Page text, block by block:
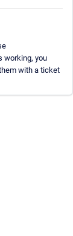
working, you
with a ticket